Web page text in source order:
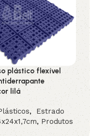
plástico flexível
lilá
, Estrado
,Produtos